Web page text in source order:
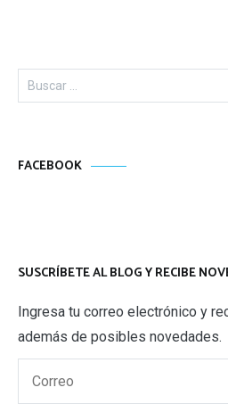
Buscar:
FACEBOOK
SUSCRÍBETE AL BLOG Y RECIBE
Ingresa tu correo electrónico y
además de posibles novedades.